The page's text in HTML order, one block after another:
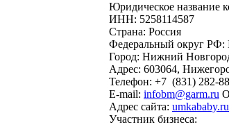
Юридическое название
ИНН: 5258114587
Страна: Россия
Федеральный округ РФ:
Город: Нижний
Адрес: 603064,
Телефон: +7 (831) 282-
E-mail: infobm@garm.ru
Адрес сайта: umkababy.ru
Участник бизнеса: